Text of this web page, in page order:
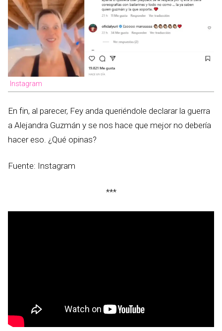
Instagram
En fin, al parecer, Fey anda queriéndole declarar la guerra
a Alejandra Guzmán y se nos hace que mejor no debería
hacer eso. ¿Qué opinas?
Fuente: Instagram
***